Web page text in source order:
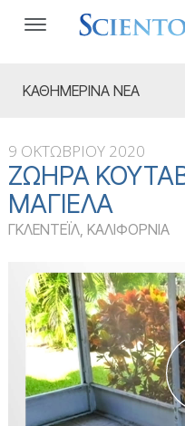
ΚΑΘΗΜΕΡΙΝΑ ΝΕΑ
9 ΟΚΤΩΒΡΙΟΥ 2020
ΖΩΗΡΆ
ΜΑΓΙΈΛΑ
ΓΚΛΕΝΤΕΪΛ, ΚΑΛΙΦΟΡΝΙΑ